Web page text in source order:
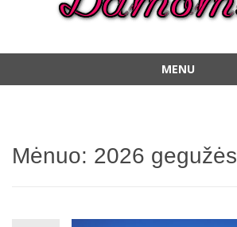
MENU
Mėnuo: 2026 gegužės